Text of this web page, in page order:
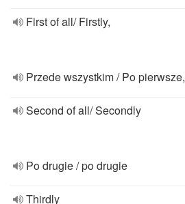
First of all/ Firstly,
Przede wszystkim / Po pierwsze,
Second of all/ Secondly
Po drugie / po drugie
Thirdly